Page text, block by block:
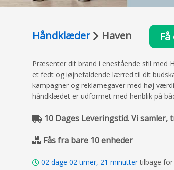
Håndklæder Haven
Præsenter dit brand i enestående stil med
et fedt og iøjnefaldende lærred til dit
kampagner og reklamegaver med høj
håndklædet er udformet med henblik på
10 Dages Leveringstid. Vi
Fås fra bare 10 enheder
02 dage 02timer, 21 minuttertilbage for